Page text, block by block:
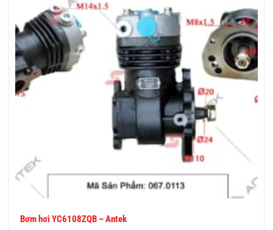
YÊU
THÍCH
Bơm hơi YC6108ZQB – Antek